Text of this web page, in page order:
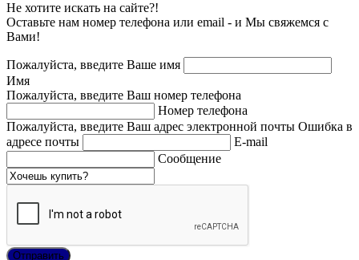
Не хотите искать на сайте?!
Оставьте нам номер телефона или email - и Мы свяжемся с
Вами!
Пожалуйста, введите Ваше имя
Имя
Пожалуйста, введите Ваш номер телефона
Номер телефона
Пожалуйста, введите Ваш адрес электронной почты Ошибка в
адресе почты
E-mail
Сообщение